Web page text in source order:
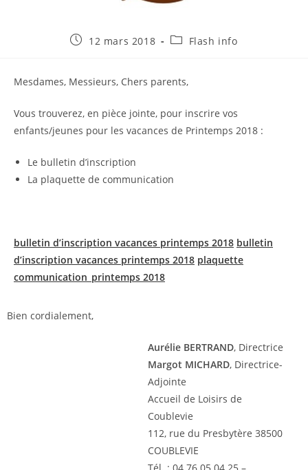
Publication
12 mars 2018
PostFlash info
Mesdames, Messieurs, Chers parents,
Vous trouverez, en pièce jointe, pour inscrire vos
enfants/jeunes pour les vacances de Printemps 2018 :
Le bulletin d’inscription
La plaquette de communication
bulletin d’inscription vacances printemps 2018 bulletin
d’inscription vacances printemps 2018 plaquette
communication_printemps 2018
Bien cordialement,
Aurélie BERTRAND, Directrice
Margot MICHARD, Directrice-
Adjointe
Accueil de Loisirs de
Coublevie
112, rue du Presbytère 38500
COUBLEVIE